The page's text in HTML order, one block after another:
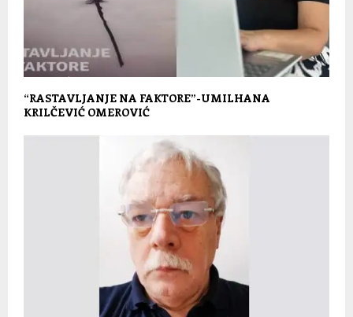
“RASTAVLJANJE NA FAKTORE”-UMILHANA
KRILČEVIĆ OMEROVIĆ